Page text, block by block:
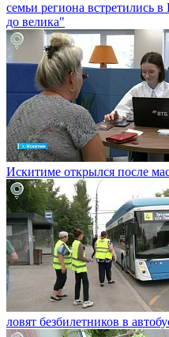
семьи региона встретились
до велика"
Искитиме открылся после
ловят безбилетников в